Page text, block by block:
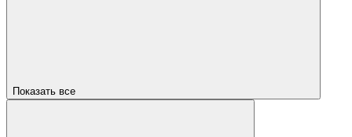
Показать все